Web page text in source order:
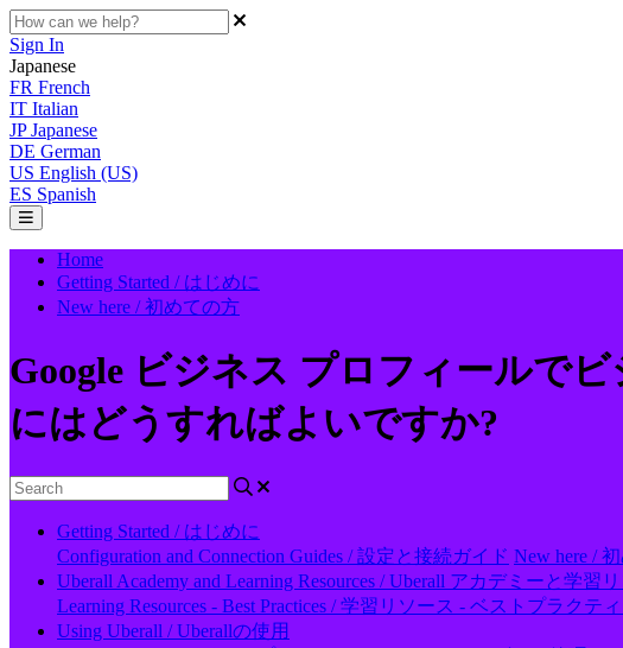
Sign In
Japanese
FR French
IT Italian
JP Japanese
DE German
US English (US)
ES Spanish
Home
Getting Started / はじめに
New here / 初めての方
Google ビジネス プロフィールで
にはどうすればよいですか?
Getting Started / はじめに
Configuration and Connection Guides / 設定と接続ガイド New here /
Uberall Academy and Learning Resources / Uberall アカデミーと学習
Learning Resources - Best Practices / 学習リソース - ベストプラクティ
Using Uberall / Uberallの使用